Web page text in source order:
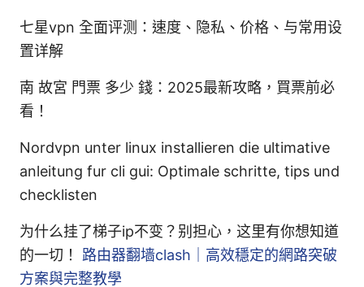
七星vpn 全面评测：速度、隐私、价格、与常用设
置详解
南 故宮 門票 多少 錢：2025最新攻略，買票前必
看！
Nordvpn unter linux installieren die ultimative
anleitung fur cli gui: Optimale schritte, tips und
checklisten
为什么挂了梯子ip不变？别担心，这里有你想知道
的一切！ 路由器翻墙clash｜高效穩定的網路突破
方案與完整教學